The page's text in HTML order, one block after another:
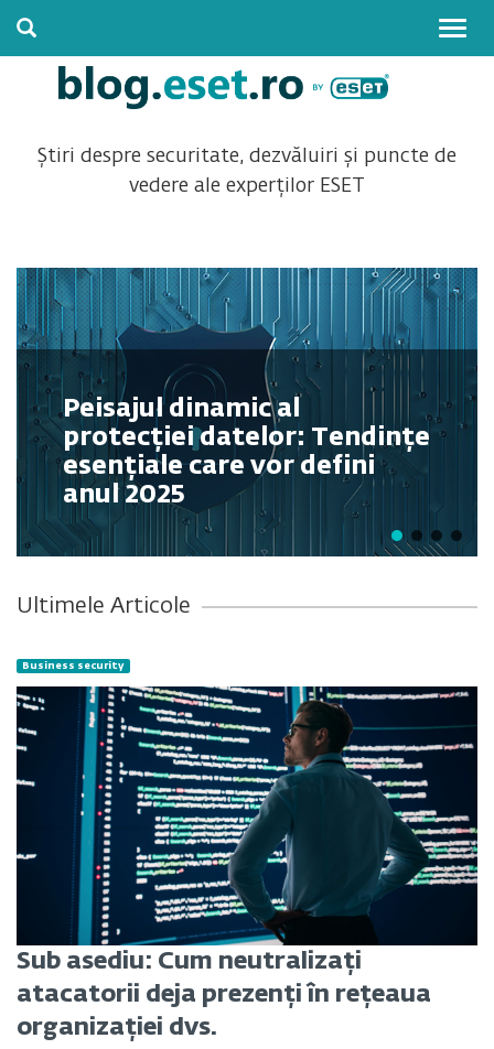
Știri despre securitate, dezvăluiri și puncte de
vedere ale experților ESET
Peisajul dinamic al
protecției datelor: Tendințe
esențiale care vor defini
anul 2025
Ultimele Articole
Business security
Sub asediu: Cum neutralizați
atacatorii deja prezenți în rețeaua
organizației dvs.